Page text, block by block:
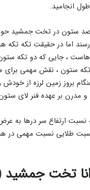
صد ستون در تخت جمشید
رسند اما در حقیقت تکه
هاست ، جایی که دو تکه
ستون ، نقش مهمی برای
بروز زمین لرزه از
بر عهده فنر لای
ارتفاع سر درها به
طلایی نسبت مهمی در
تخت جمشید